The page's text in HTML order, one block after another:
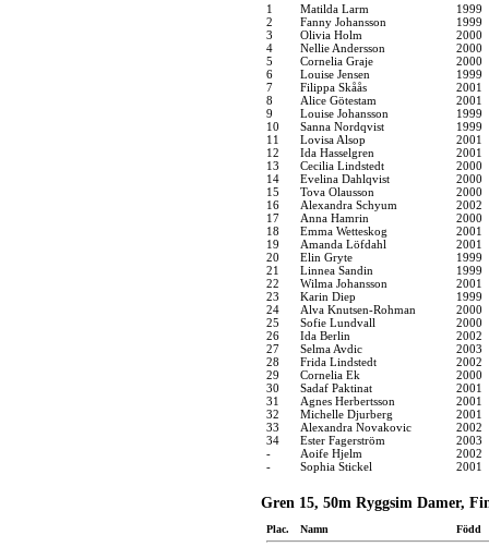
1 Matilda Larm
1999
2
Fanny Johansson
1999
3
Olivia Holm
2000
4
Nellie Andersson
2000
5
Cornelia Graje
2000
6
Louise Jensen
1999
7
Filippa Skåås
2001
8
Alice Götestam
2001
9
Louise Johansson
1999
10
Sanna Nordqvist
1999
11
Lovisa Alsop
2001
12
Ida Hasselgren
2001
13
Cecilia Lindstedt
2000
14
Evelina Dahlqvist
2000
15
Tova Olausson
2000
16
Alexandra Schyum
2002
17
Anna Hamrin
2000
18
Emma Wetteskog
2001
19
Amanda Löfdahl
2001
20
Elin Gryte
1999
21
Linnea Sandin
1999
22
Wilma Johansson
2001
23
Karin Diep
1999
24
Alva Knutsen-Rohman
2000
25
Sofie Lundvall
2000
26
Ida Berlin
2002
27
Selma Avdic
2003
28
Frida Lindstedt
2002
29
Cornelia Ek
2000
30
Sadaf Paktinat
2001
31
Agnes Herbertsson
2001
32
Michelle Djurberg
2001
33
Alexandra Novakovic
2002
34
Ester Fagerström
2003
-
Aoife Hjelm
2002
-
Sophia Stickel 2001
Gren 15, 50m Ryggsim Damer,
Plac. Namn Född